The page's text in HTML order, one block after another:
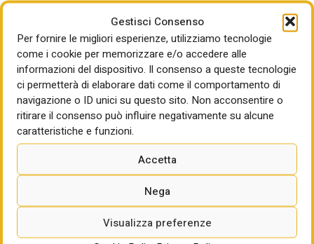
Gestisci Consenso
Per fornire le migliori esperienze, utilizziamo tecnologie
come i cookie per memorizzare e/o accedere alle
informazioni del dispositivo. Il consenso a queste tecnologie
ci permetterà di elaborare dati come il comportamento di
navigazione o ID unici su questo sito. Non acconsentire o
ritirare il consenso può influire negativamente su alcune
caratteristiche e funzioni.
Accetta
Nega
Visualizza preferenze
In sintesi, mentre lo scenario ISTAT tende a sottovalutare
la contrazione demografica, il CRESME restituisce un
quadro più aderente ai dati osservati e alle dinamiche in
atto, ponendosi come riferimento più solido per la
pianificazione di lungo periodo.
La figura mostra chiaramente comele curve CRESME
siano sistematicamente al di sotto di quelle ISTAT
soprattutto nello scenario basso, che prevede al 2053 una
popolazione residente inferiore a50 milioni di abitanti
mentre lo scenario ISTAT più pessimistico ne prevede
. Anche lo scenario alto del CRESME
risulta più contenuto rispetto a quello ISTAT, con una
differenza di oltre un milione di unità al 2053